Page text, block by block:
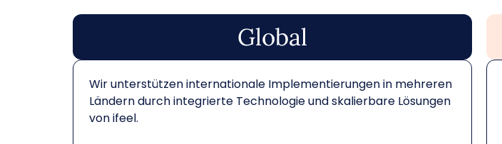
Global
Wir unterstützen internationale Implementierungen in mehreren
Ländern durch integrierte Technologie und skalierbare Lösungen
von ifeel.